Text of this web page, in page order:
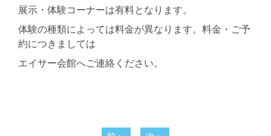
展示・体験コーナーは有料となります。
体験の種類によっては料金が異なります。料金・ご予
約につきましては
エイサー会館へご連絡ください。